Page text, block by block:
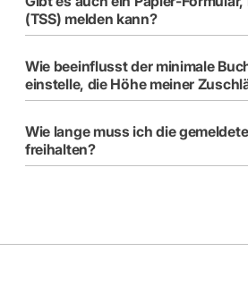
(TSS) melden kann?
Wie beeinflusst der minimale
einstelle, die Höhe meiner
Wie lange muss ich die
freihalten?